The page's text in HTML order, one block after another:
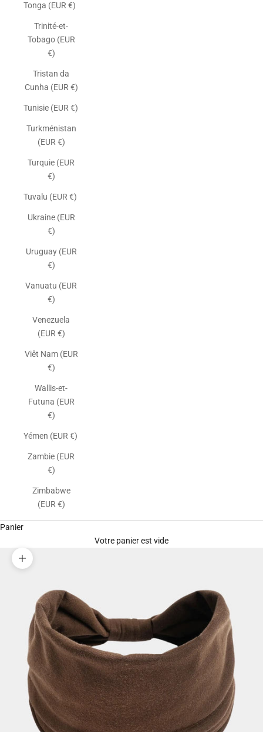
Tonga (EUR €)
Trinité-et-
Tobago (EUR
€)
Tristan da
Cunha (EUR €)
Tunisie (EUR €)
Turkménistan
(EUR €)
Turquie (EUR
€)
Tuvalu (EUR €)
Ukraine (EUR
€)
Uruguay (EUR
€)
Vanuatu (EUR
€)
Venezuela
(EUR €)
Viêt Nam (EUR
€)
Wallis-et-
Futuna (EUR
€)
Yémen (EUR €)
Zambie (EUR
€)
Zimbabwe
(EUR €)
Panier
Votre panier est vide
Zoomer sur l'image